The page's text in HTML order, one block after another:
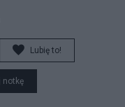
Lubię to!
notkę